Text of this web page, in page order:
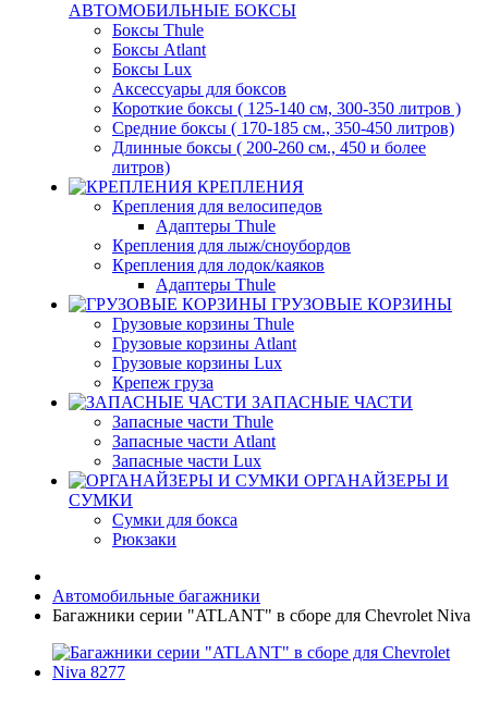
АВТОМОБИЛЬНЫЕ БОКСЫ
Боксы Thule
Боксы Atlant
Боксы Lux
Аксессуары для боксов
Короткие боксы ( 125-140 см, 300-350 литров )
Средние боксы ( 170-185 см., 350-450 литров)
Длинные боксы ( 200-260 см., 450 и более
литров)
КРЕПЛЕНИЯ
Крепления для велосипедов
Адаптеры Thule
Крепления для лыж/сноубордов
Крепления для лодок/каяков
Адаптеры Thule
ГРУЗОВЫЕ КОРЗИНЫ
Грузовые корзины Thule
Грузовые корзины Atlant
Грузовые корзины Lux
Крепеж груза
ЗАПАСНЫЕ ЧАСТИ
Запасные части Thule
Запасные части Atlant
Запасные части Lux
ОРГАНАЙЗЕРЫ И
СУМКИ
Сумки для бокса
Рюкзаки
Автомобильные багажники
Багажники серии "ATLANT" в сборе для Chevrolet Niva